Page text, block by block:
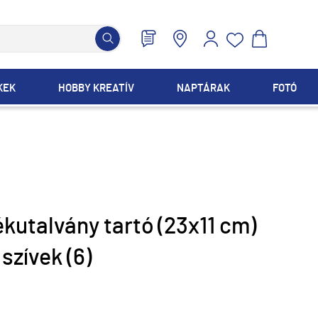
HOBBY KREATÍV NAPTÁRAK FOTÓ
tartó (23x11 cm)
(6)